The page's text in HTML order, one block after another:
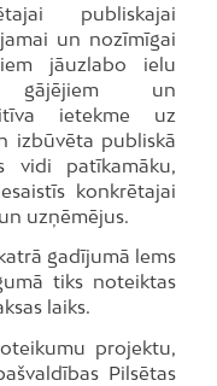
publiskajai
un nozīmīgai
jāuzlabo ielu
gājējiem un
ietekme uz
izbūvēta publiskā
vidi patīkamāku,
konkrētajai
uzņēmējus.
gadījumā lems
tiks noteiktas
laiks.
projektu,
Pilsētas